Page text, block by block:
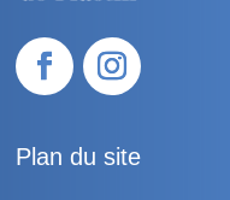
Plan du site